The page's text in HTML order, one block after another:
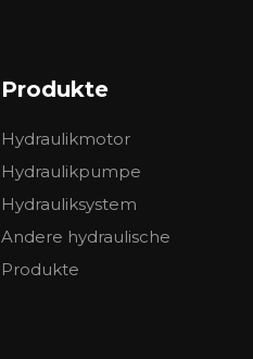
Produkte
Hydraulikmotor
Hydraulikpumpe
Hydrauliksystem
Andere hydraulische
Produkte